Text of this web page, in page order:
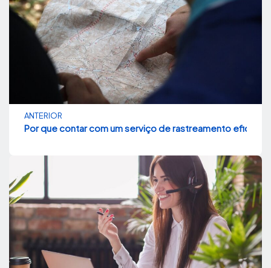
ANTERIOR
Por que contar com um serviço de rastreamento eficaz